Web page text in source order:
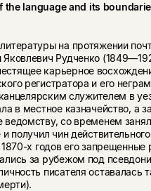
the language and its
на протяжении
Рудченко
карьерное
регистратора и его
служителем в
в местное казначейство, а
со временем
получил чин
х годов его запрещенные
за рубежом под
писателя оставалась